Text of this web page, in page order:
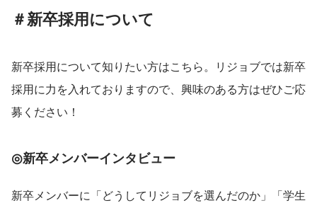
＃新卒採用について
新卒採用について知りたい方はこちら。リジョブでは新卒
採用に力を入れておりますので、興味のある方はぜひご応
募ください！
◎新卒メンバーインタビュー
新卒メンバーに「どうしてリジョブを選んだのか」「学生